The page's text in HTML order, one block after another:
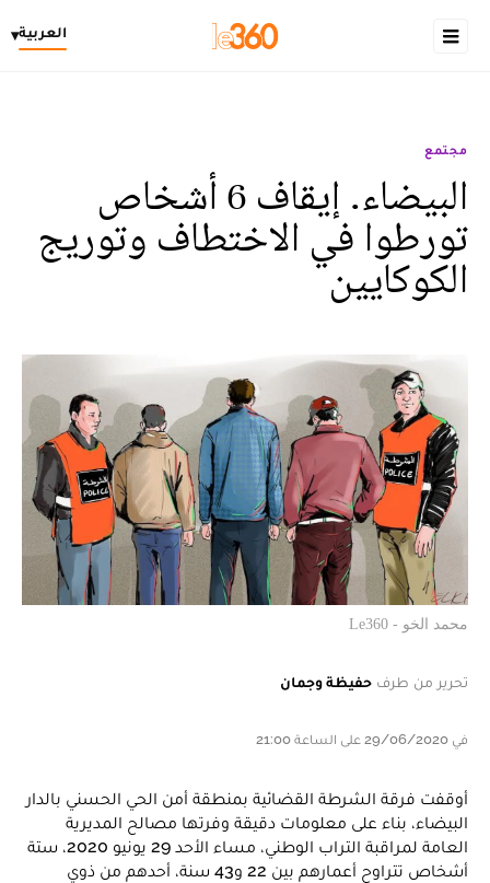
العربية▾
مجتمع
البيضاء. إيقاف 6 أشخاص
تورطوا في الاختطاف وتوريج
الكوكايين
محمد الخو - Le360
تحرير من طرف حفيظة وجمان
في 29/06/2020 على الساعة 21:00
أوقفت فرقة الشرطة القضائية بمنطقة أمن الحي الحسني بالدار
البيضاء، بناء على معلومات دقيقة وفرتها مصالح المديرية
العامة لمراقبة التراب الوطني، مساء الأحد 29 يونيو 2020، ستة
أشخاص تتراوح أعمارهم بين 22 و43 سنة، أحدهم من ذوي